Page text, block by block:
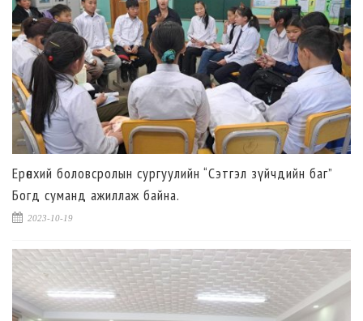
Ерөнхий боловсролын сургуулийн “Сэтгэл зүйчдийн баг”
Богд суманд ажиллаж байна.
2023-10-19